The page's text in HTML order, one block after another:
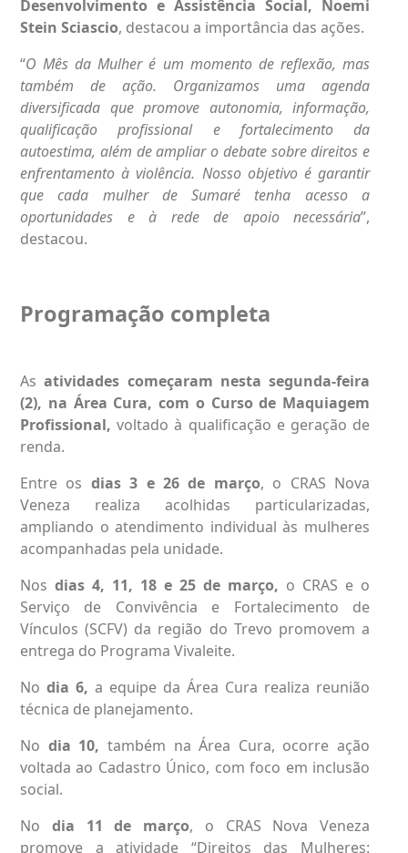
Desenvolvimento e Assistência Social, Noemi
Stein Sciascio, destacou a importância das ações.
“O Mês da Mulher é um momento de reflexão, mas
também de ação. Organizamos uma agenda
diversificada que promove autonomia, informação,
qualificação profissional e fortalecimento da
autoestima, além de ampliar o debate sobre direitos e
enfrentamento à violência. Nosso objetivo é garantir
que cada mulher de Sumaré tenha acesso a
oportunidades e à rede de apoio necessária”,
destacou.
Programação completa
Asatividades começaram nesta segunda-feira
(2), na Área Cura, com o Curso de Maquiagem
Profissional, voltado à qualificação e geração de
renda.
Entre os dias 3 e 26 de março, o CRAS Nova
Veneza realiza acolhidas particularizadas,
ampliando o atendimento individual às mulheres
acompanhadas pela unidade.
Nos dias 4, 11, 18 e 25 de março, o CRAS e o
Serviço de Convivência e Fortalecimento de
Vínculos (SCFV) da região do Trevo promovem a
entrega do Programa Vivaleite.
No dia 6, a equipe da Área Cura realiza reunião
técnica de planejamento.
No dia 10, também na Área Cura, ocorre ação
voltada ao Cadastro Único, com foco em inclusão
social.
No dia 11 de março, o CRAS Nova Veneza
promove a atividade “Direitos das Mulheres: